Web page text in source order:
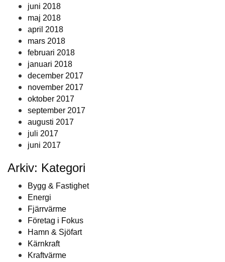
juni 2018
maj 2018
april 2018
mars 2018
februari 2018
januari 2018
december 2017
november 2017
oktober 2017
september 2017
augusti 2017
juli 2017
juni 2017
Arkiv: Kategori
Bygg & Fastighet
Energi
Fjärrvärme
Företag i Fokus
Hamn & Sjöfart
Kärnkraft
Kraftvärme